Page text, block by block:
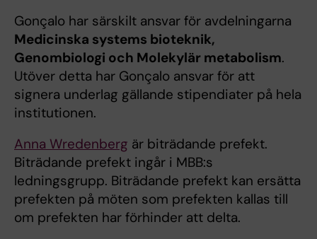
Gonçalo har särskilt ansvar för avdelningarna
Medicinska systems bioteknik,
Genombiologi och Molekylär metabolism.
Utöver detta har Gonçalo ansvar för att
signera underlag gällande stipendiater på hela
institutionen.
Anna Wredenberg är biträdande prefekt.
Biträdande prefekt ingår i MBB:s
ledningsgrupp. Biträdande prefekt kan ersätta
prefekten på möten som prefekten kallas till
om prefekten har förhinder att delta.